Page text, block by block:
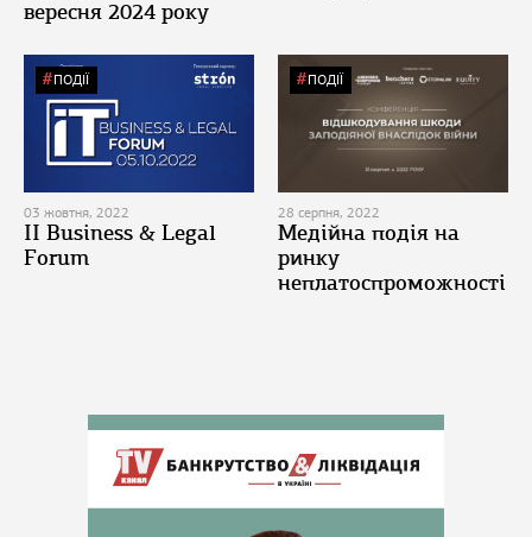
вересня 2024 року
ПОДІЇ
03 жовтня, 2022
II Business & Legal
Forum
ПОДІЇ
28 серпня, 2022
Медійна подія на
ринку
неплатоспроможності